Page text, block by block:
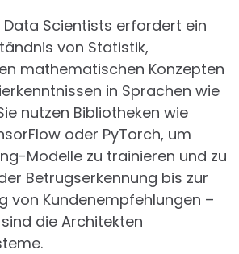
Data Scientists erfordert ein
von Statistik,
mathematischen Konzepten
in Sprachen wie
nutzen Bibliotheken wie
oder PyTorch, um
Modelle zu trainieren und zu
Betrugserkennung bis zur
von Kundenempfehlungen –
die Architekten